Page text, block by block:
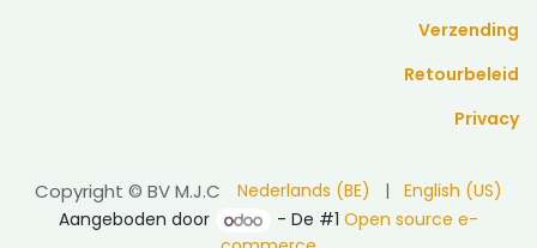
Verzending
Retourbeleid
Privacy
Copyright © BV M.J.C Nederlands (BE) |
English (US)
Aangeboden door
- De #1Open source e-